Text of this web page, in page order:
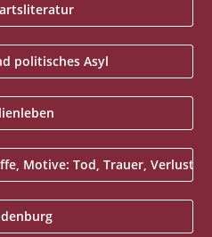
politisches Asyl
Motive: Tod, Trauer, Verlust